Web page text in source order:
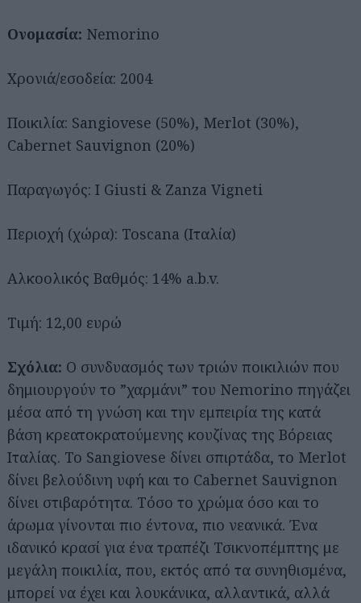
Ονομασία: Nemorino
Χρονιά/εσοδεία: 2004
Ποικιλία: Sangiovese (50%), Merlot (30%),
Cabernet Sauvignon (20%)
Παραγωγός: I Giusti & Zanza Vigneti
Περιοχή (χώρα): Toscana (Ιταλία)
Αλκοολικός Βαθμός: 14% a.b.v.
Τιμή: 12,00 ευρώ
Σχόλια: Ο συνδυασμός των τριών ποικιλιών που
δημιουργούν το ”χαρμάνι” του Nemorino πηγάζει
μέσα από τη γνώση και την εμπειρία της κατά
βάση κρεατοκρατούμενης κουζίνας της Βόρειας
Ιταλίας. Το Sangiovese δίνει σπιρτάδα, το Merlot
δίνει βελούδινη υφή και το Cabernet Sauvignon
δίνει στιβαρότητα. Τόσο το χρώμα όσο και το
άρωμα γίνονται πιο έντονα, πιο νεανικά. Ένα
ιδανικό κρασί για ένα τραπέζι Τσικνοπέμπτης με
μεγάλη ποικιλία, που, εκτός από τα συνηθισμένα,
μπορεί να έχει και λουκάνικα, αλλαντικά, αλλά